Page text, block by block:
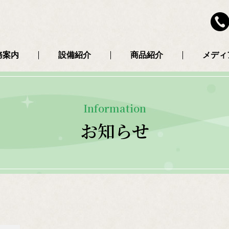
案内 設備紹介 商品紹介 メデ
Information
お知らせ